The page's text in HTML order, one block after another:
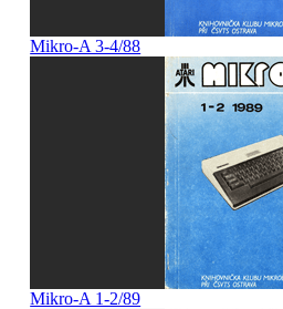
Mikro-A 3-4/88
Mikro-A 1-2/89